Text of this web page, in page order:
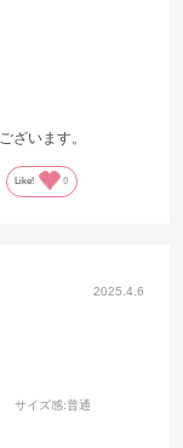
ざいます。
Like! 0
2025.4.6
サイズ感:普通